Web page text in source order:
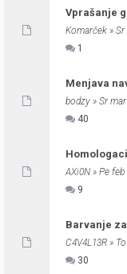
Vprašanje
Komarček »
1
Menjava
bodzy » Sr
40
AXi0N » Pe feb
9
Barvanje
C4V4L13R »
30